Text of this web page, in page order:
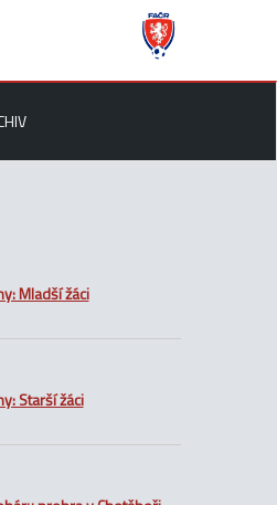
Mladší žáci
Starší žáci